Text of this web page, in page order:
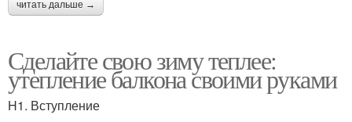
читать дальше →
Сделайте свою зиму теплее:
утепление балкона своими руками
H1. Вступление